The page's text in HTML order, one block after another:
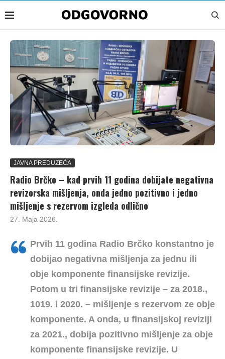
JAVNA PREDUZEĆA
Radio Brčko – kad prvih 11 godina dobijate negativna
revizorska mišljenja, onda jedno pozitivno i jedno
mišljenje s rezervom izgleda odlično
27. Maja 2026.
Prvih 11 godina Radio Brčko konstantno je
dobijao negativna mišljenja za jednu ili
obje komponente finansijske revizije.
Potom u tri finansijske revizije – za 2018.,
1019. i 2020. – mišljenje s rezervom ze obje
komponente. A onda, u finansijskoj reviziji
za 2021., dobija pozitivno mišljenje za obje
komponente finansijske revizije. U